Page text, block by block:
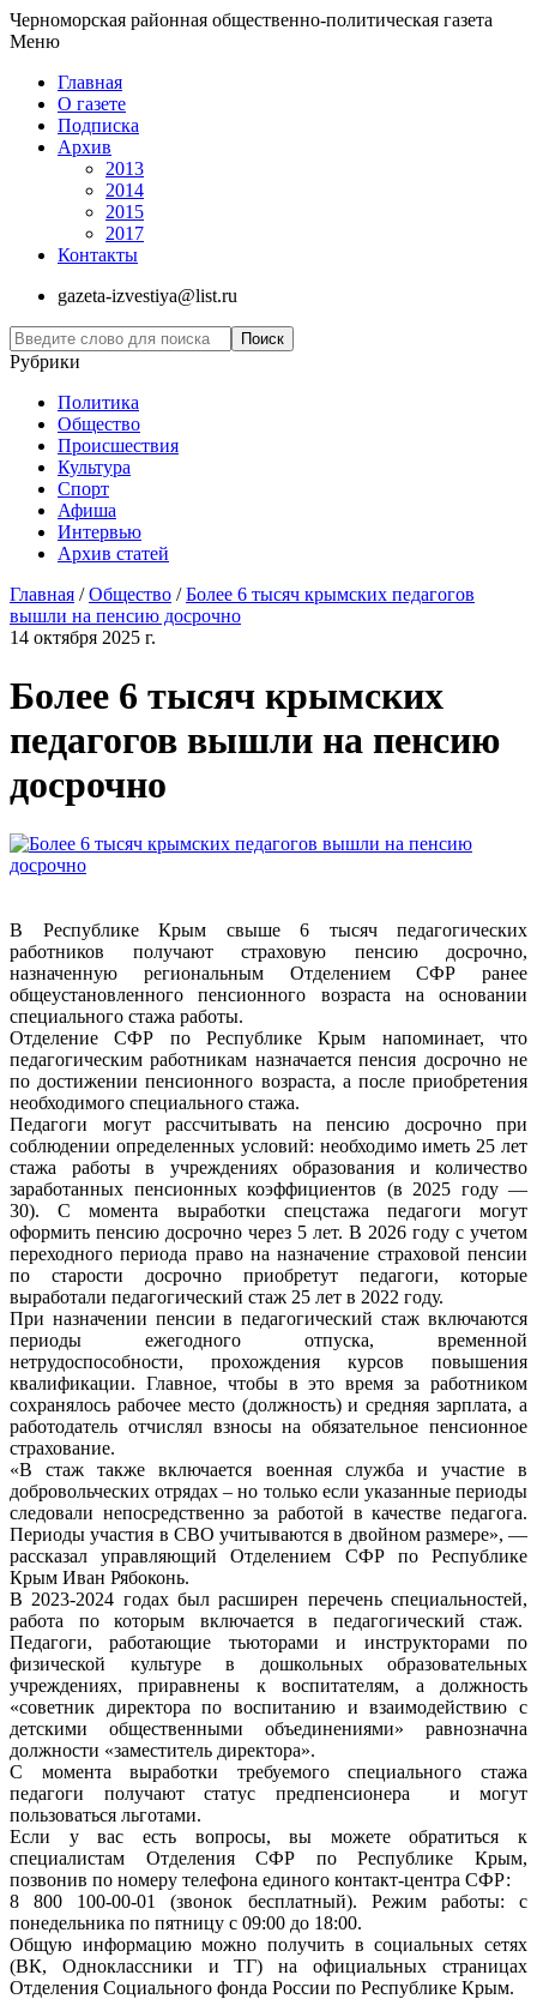
Черноморская районная общественно-политическая газета
Меню
Главная
О газете
Подписка
Архив
2013
2014
2015
2017
Контакты
gazeta-izvestiya@list.ru
Рубрики
Политика
Общество
Проиcшествия
Культура
Спорт
Афиша
Интервью
Архив статей
Главная /Общество /Более 6 тысяч крымских педагогов
вышли на пенсию досрочно
14 октября 2025 г.
Более 6 тысяч крымских
педагогов вышли на пенсию
досрочно
В Республике Крым свыше 6 тысяч педагогических
работников получают страховую пенсию досрочно,
назначенную региональным Отделением СФР ранее
общеустановленного пенсионного возраста на основании
специального стажа работы.
Отделение СФР по Республике Крым напоминает, что
педагогическим работникам назначается пенсия досрочно не
по достижении пенсионного возраста, а после приобретения
необходимого специального стажа.
Педагоги могут рассчитывать на пенсию досрочно при
соблюдении определенных условий: необходимо иметь 25 лет
стажа работы в учреждениях образования и количество
заработанных пенсионных коэффициентов (в 2025 году —
30). С момента выработки спецстажа педагоги могут
оформить пенсию досрочно через 5 лет. В 2026 году с учетом
переходного периода право на назначение страховой пенсии
по старости досрочно приобретут педагоги, которые
выработали педагогический стаж 25 лет в 2022 году.
При назначении пенсии в педагогический стаж включаются
периоды ежегодного отпуска, временной
нетрудоспособности, прохождения курсов повышения
квалификации. Главное, чтобы в это время за работником
сохранялось рабочее место (должность) и средняя зарплата, а
работодатель отчислял взносы на обязательное пенсионное
страхование.
«В стаж также включается военная служба и участие в
добровольческих отрядах – но только если указанные периоды
следовали непосредственно за работой в качестве педагога.
Периоды участия в СВО учитываются в двойном размере», —
рассказал управляющий Отделением СФР по Республике
Крым Иван Рябоконь.
В 2023-2024 годах был расширен перечень специальностей,
работа по которым включается в педагогический стаж.
Педагоги, работающие тьюторами и инструкторами по
физической культуре в дошкольных образовательных
учреждениях, приравнены к воспитателям, а должность
«советник директора по воспитанию и взаимодействию с
детскими общественными объединениями» равнозначна
должности «заместитель директора».
С момента выработки требуемого специального стажа
педагоги получают статус предпенсионера и могут
пользоваться льготами.
Если у вас есть вопросы, вы можете обратиться к
специалистам Отделения СФР по Республике Крым,
позвонив по номеру телефона единого контакт-центра СФР:
8 800 100-00-01 (звонок бесплатный). Режим работы: с
понедельника по пятницу с 09:00 до 18:00.
Общую информацию можно получить в социальных сетях
(ВК, Одноклассники и ТГ) на официальных страницах
Отделения Социального фонда России по Республике Крым.